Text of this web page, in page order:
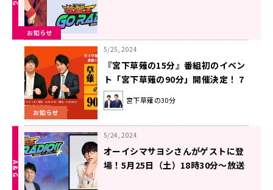
お知らせ
お知らせ
5/25, 2024
『宮下草薙の15分』番組初のイベン
ト「宮下草薙の90分」開催決定！ 7
月13日（土）文化放送メディアプラ
スホール
宮下草薙の30分
5/24, 2024
オーイシマサヨシさんがゲストに登
場！5月25日（土）18時30分～放送